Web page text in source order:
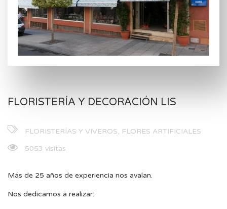
FLORISTERÍA Y DECORACIÓN LIS
FLORISTERÍAS Y VIVEROS, FLORES ARTIFICIALES
5053 visitas
Más de 25 años de experiencia nos avalan.
Nos dedicamos a realizar: